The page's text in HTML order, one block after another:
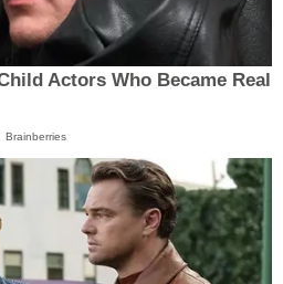
Actors Who Became Real
Brainberries